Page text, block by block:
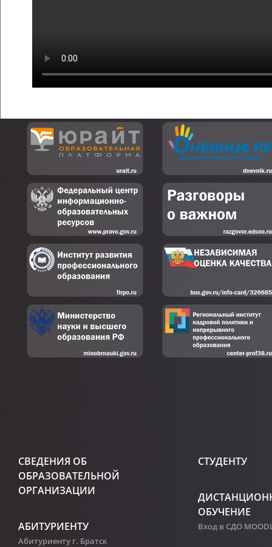
СВЕДЕНИЯ ОБ
ОБРАЗОВАТЕЛЬНОЙ
ОРГАНИЗАЦИИ
АБИТУРИЕНТУ
Абитуриенту г. Братск
СТУДЕНТУ
ОБУЧЕНИЕ
Вход в СДО